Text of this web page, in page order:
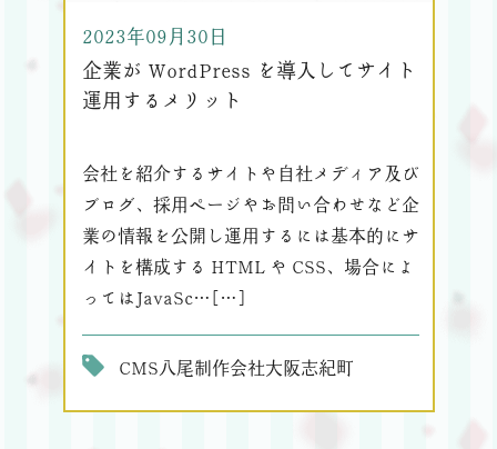
2023年09月30日
企業が WordPress を導入してサイト
運用するメリット
会社を紹介するサイトや自社メディア及び
ブログ、採用ページやお問い合わせなど企
業の情報を公開し運用するには基本的にサ
イトを構成する HTML や CSS、場合によ
ってはJavaSc…[…]
CMS八尾制作会社大阪志紀町